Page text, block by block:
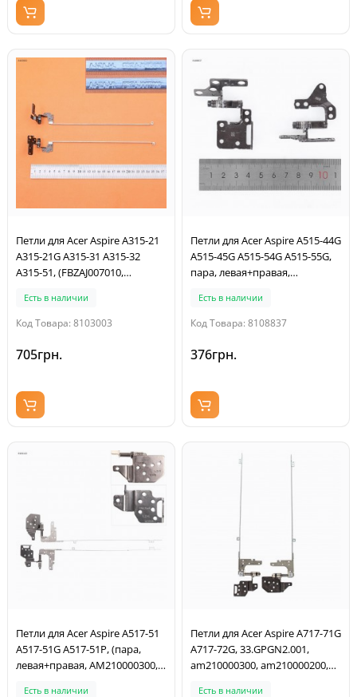
Петли для Acer Aspire A315-21
A315-21G A315-31 A315-32
A315-51, (FBZAJ007010,
левая+правая)
Есть в наличии
Код Товара: 8103003
705грн.
Петли для Acer Aspire A515-44G
A515-45G A515-54G A515-55G,
пара, левая+правая,
Есть в наличии
Код Товара: 8108837
376грн.
Петли для Acer Aspire A517-51
A517-51G A517-51P, (пара,
левая+правая, AM210000300,
Есть в наличии
Петли для Acer Aspire A717-71G
A717-72G, 33.GPGN2.001,
am210000300, am210000200,
Есть в наличии